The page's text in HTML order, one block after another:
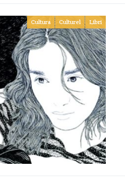
Cultura Culturel Libri